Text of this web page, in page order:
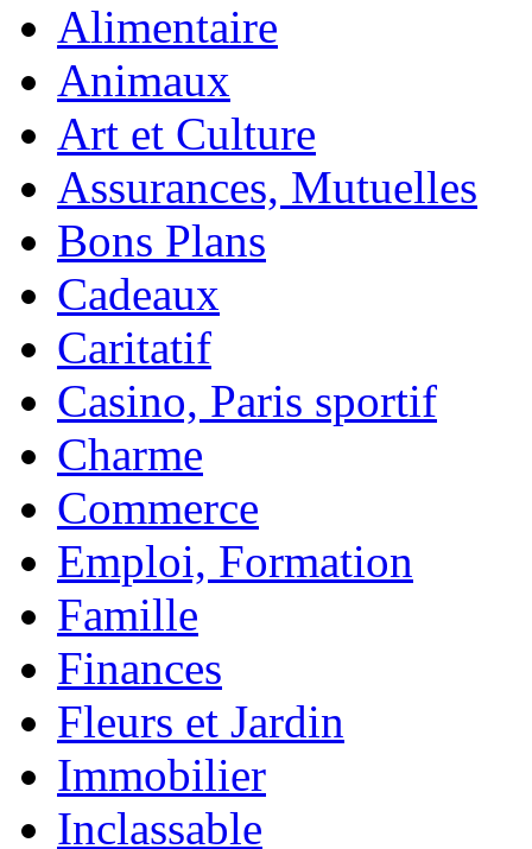
Alimentaire
Animaux
Art et Culture
Assurances, Mutuelles
Bons Plans
Cadeaux
Caritatif
Casino, Paris sportif
Charme
Commerce
Emploi, Formation
Famille
Finances
Fleurs et Jardin
Immobilier
Inclassable